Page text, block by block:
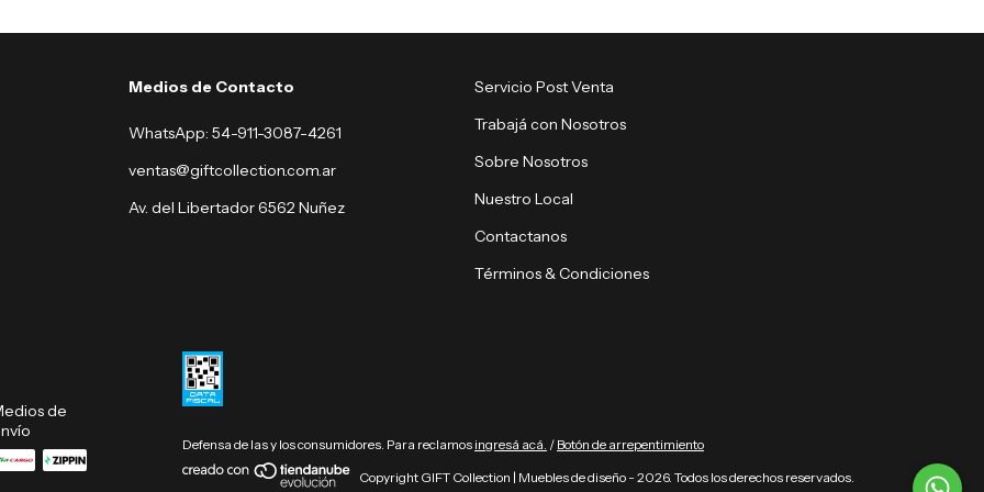
Medios de Contacto
WhatsApp: 54-911-3087-4261
ventas@giftcollection.com.ar
Av. del Libertador 6562 Nuñez
Servicio Post Venta
Trabajá con Nosotros
Sobre Nosotros
Nuestro Local
Contactanos
Términos & Condiciones
de
Defensa de las y los consumidores. Para reclamos ingresá acá. / Botón de arrepentimiento
Copyright GIFT Collection | Muebles de diseño - 2026. Todos los derechos reservados.